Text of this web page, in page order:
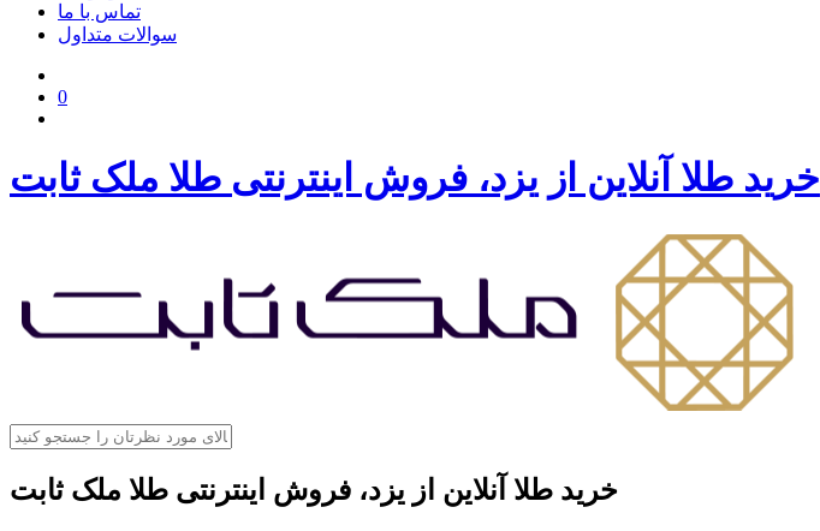
تماس با ما
سوالات متداول
0
خرید طلا آنلاین از یزد، فروش اینترنتی طلا ملک ثابت
خرید طلا آنلاین از یزد، فروش اینترنتی طلا ملک ثابت